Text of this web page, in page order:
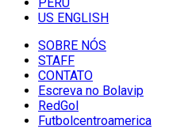
US ENGLISH
SOBRE NÓS
STAFF
CONTATO
Escreva no Bolavip
RedGol
Futbolcentroamerica